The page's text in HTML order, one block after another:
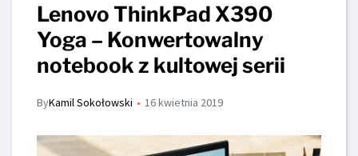
Lenovo ThinkPad X390
Yoga – Konwertowalny
notebook z kultowej serii
ByKamil Sokołowski 16 kwietnia 2019